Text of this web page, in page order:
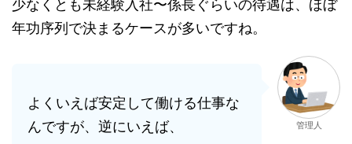
少なくとも未経験入社〜係長ぐらいの待遇は、ほぼ
年功序列で決まるケースが多いですね。
よくいえば安定して働ける仕事な
んですが、逆にいえば、
管理人